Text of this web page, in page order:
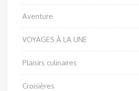
Aventure
VOYAGES À LA UNE
Plaisirs culinaires
Croisières